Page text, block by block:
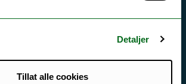
Detaljer
Tillat alle cookies
UiT
og personvern